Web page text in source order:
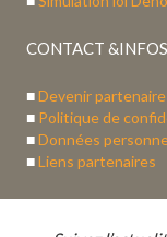
CONTACT
■Devenir
■ Politique de
■Données
■Liens partenaires